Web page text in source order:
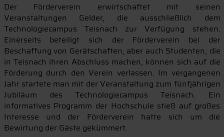
Der Förderverein erwirtschaftet mit seinen
Veranstaltungen Gelder, die ausschließlich dem
Technologiecampus Teisnach zur Verfügung stehen.
Einerseits beteiligt sich der Förderverein bei der
Beschaffung von Gerätschaften, aber auch Studenten, die
in Teisnach ihren Abschluss machen, können sich auf die
Förderung durch den Verein verlassen. Im vergangenen
Jahr startete man mit der Veranstaltung zum fünfjährigen
Jubiläum des Technologiecampus Teisnach. Ein
informatives Programm der Hochschule stieß auf großes
Interesse und der Förderverein hatte sich um die
Bewirtung der Gäste gekümmert.